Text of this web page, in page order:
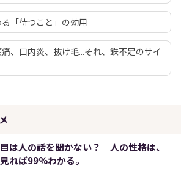
「待つこと」の効用
、口内炎、抜け毛...それ、鉄不足のサイ
は人の話を聞かない？ 人の性格は、
れば99%わかる。